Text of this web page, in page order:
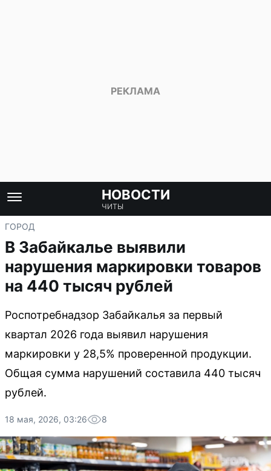
НОВОСТИ
ЧИТЫ
ГОРОД
В Забайкалье выявили
нарушения маркировки товаров
на 440 тысяч рублей
Роспотребнадзор Забайкалья за первый
квартал 2026 года выявил нарушения
маркировки у 28,5% проверенной продукции.
Общая сумма нарушений составила 440 тысяч
рублей.
18 мая, 2026, 03:26 8